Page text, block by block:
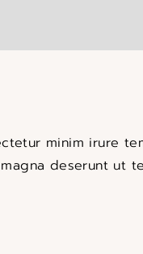
minim irure
deserunt ut